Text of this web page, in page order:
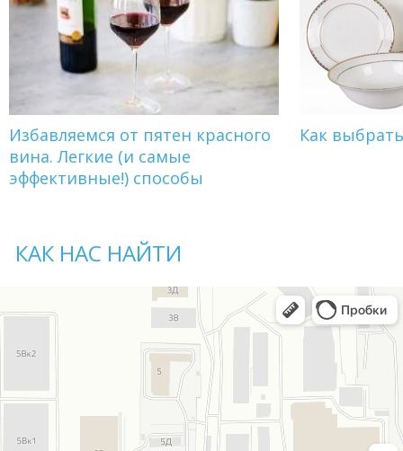
Избавляемся от пятен красного
вина. Легкие (и самые
эффективные!) способы
Как
КАК НАС НАЙТИ